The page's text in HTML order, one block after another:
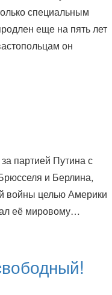
специальным
еще на пять лет
он
партией Путина с
и Берлина,
войны целью Америки
её мировому…